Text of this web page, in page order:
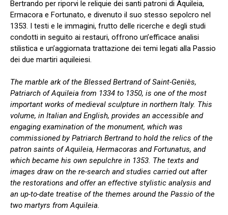
Bertrando per riporvi le reliquie dei santi patroni di Aquileia,
Ermacora e Fortunato, e divenuto il suo stesso sepolcro nel
1353. I testi e le immagini, frutto delle ricerche e degli studi
condotti in seguito ai restauri, offrono un’efficace analisi
stilistica e un’aggiornata trattazione dei temi legati alla Passio
dei due martiri aquileiesi.
The marble ark of the Blessed Bertrand of Saint-Geniès,
Patriarch of Aquileia from 1334 to 1350, is one of the most
important works of medieval sculpture in northern Italy. This
volume, in Italian and English, provides an accessible and
engaging examination of the monument, which was
commissioned by Patriarch Bertrand to hold the relics of the
patron saints of Aquileia, Hermacoras and Fortunatus, and
which became his own sepulchre in 1353. The texts and
images draw on the re-search and studies carried out after
the restorations and offer an effective stylistic analysis and
an up-to-date treatise of the themes around the Passio of the
two martyrs from Aquileia.